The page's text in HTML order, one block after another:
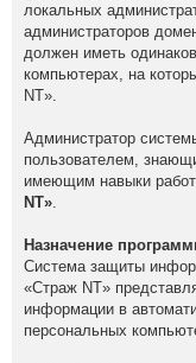
локальных
администраторов
должен иметь
компьютерах, на
NT».
Администратор
пользователем,
имеющим навыки
NT».
Назначение
Система защиты
«Страж NT»
информации в
персональных